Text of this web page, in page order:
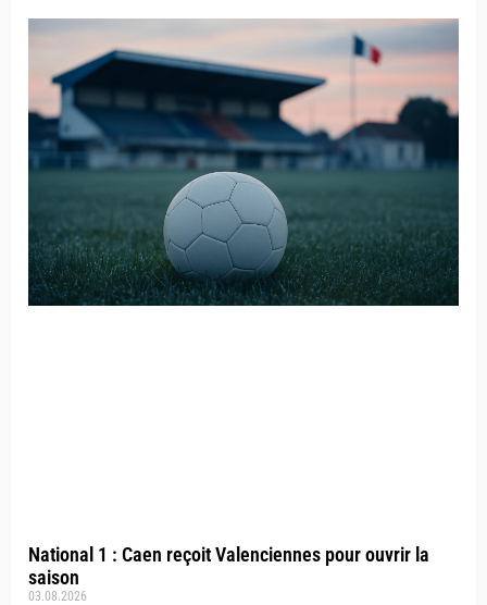
National 1 : Caen reçoit Valenciennes pour ouvrir la
saison
03.08.2026